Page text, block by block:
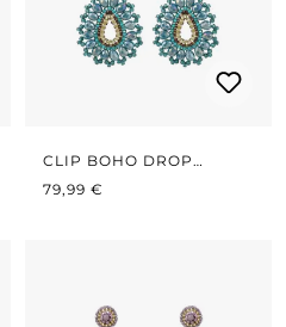
CLIP BOHO DROP
PETROL
REGULÄRER PREIS:
79,99 €